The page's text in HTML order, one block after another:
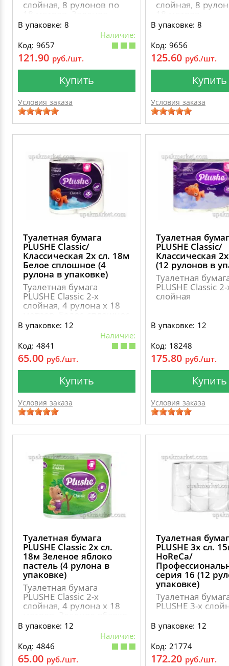
слойная, 8 рулонов по
18 метров, Зеленое
яблоко пастель
В упаковке: 8
Наличие:
Код: 9657
121.90 руб./шт.
Купить
Условия заказа
слойная, 8
В упаковке: 8
Код: 9656
125.60 руб./шт.
Купить
Условия заказа
Туалетная бумага
PLUSHE Classic/
Классическая 2х сл. 18м
Белое сплошное (4
рулона в упаковке)
Туалетная бумага
PLUSHE Classic 2-х
слойная, 4 рулона х 18
метров, Белое сплошное
В упаковке: 12
Наличие:
Код: 4841
65.00 руб./шт.
Купить
Условия заказа
Туалетная
PLUSHE Classic/
Классическая
(12 рулонов в
Туалетная
PLUSHE Classic 2-
слойная
В упаковке: 12
Код: 18248
175.80 руб./шт.
Купить
Условия заказа
Туалетная бумага
PLUSHE Classic 2х сл.
18м Зеленое яблоко
пастель (4 рулона в
упаковке)
Туалетная бумага
PLUSHE Classic 2-х
слойная, 4 рулона х 18
метров, Зеленое яблоко
пастель
В упаковке: 12
Наличие:
Код: 4846
65.00 руб./шт.
Туалетная
PLUSHE 3х сл.
HoReCa/
серия 16 (12
упаковке)
Туалетная
PLUSHE 3-х
В упаковке: 12
Код: 21774
172.20 руб./шт.